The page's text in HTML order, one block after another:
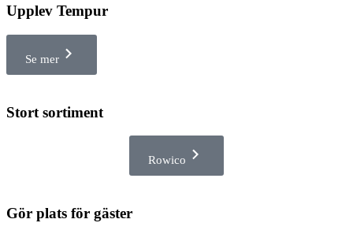
Upplev Tempur
Se mer
Stort sortiment
Rowico
Gör plats för gäster